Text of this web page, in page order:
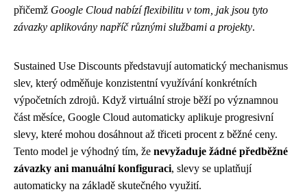
přičemž Google Cloud nabízí flexibilitu v tom, jak jsou tyto
závazky aplikovány napříč různými službami a projekty.
Sustained Use Discounts představují automatický mechanismus
slev, který odměňuje konzistentní využívání konkrétních
výpočetních zdrojů. Když virtuální stroje běží po významnou
část měsíce, Google Cloud automaticky aplikuje progresivní
slevy, které mohou dosáhnout až třiceti procent z běžné ceny.
Tento model je výhodný tím, že nevyžaduje žádné předběžné
závazky ani manuální konfiguraci, slevy se uplatňují
automaticky na základě skutečného využití.